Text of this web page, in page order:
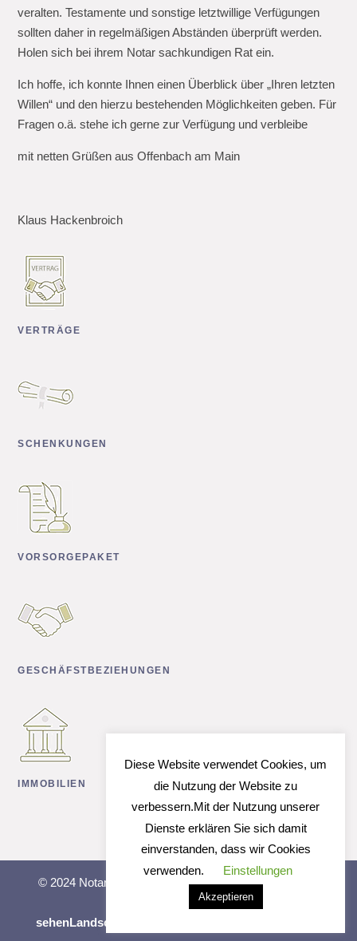
veralten. Testamente und sonstige letztwillige Verfügungen
sollten daher in regelmäßigen Abständen überprüft werden.
Holen sich bei ihrem Notar sachkundigen Rat ein.
Ich hoffe, ich konnte Ihnen einen Überblick über „Ihren letzten
Willen“ und den hierzu bestehenden Möglichkeiten geben. Für
Fragen o.ä. stehe ich gerne zur Verfügung und verbleibe
mit netten Grüßen aus Offenbach am Main
Klaus Hackenbroich
VERTRÄGE
SCHENKUNGEN
VORSORGEPAKET
GESCHÄFSTBEZIEHUNGEN
IMMOBILIEN
© 2024 Notar und Rechtsanwalt Klaus Hackenbroich |
webdesign by
sehenLandschaft
Diese Website verwendet Cookies, um
die Nutzung der Website zu
verbessern.Mit der Nutzung unserer
Dienste erklären Sie sich damit
einverstanden, dass wir Cookies
verwenden.
Einstellungen
Akzeptieren